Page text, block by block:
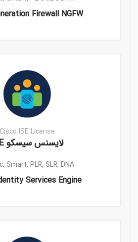
Firewall NGFW
Cisco ISE License
لایسنس سیسکو ISE
Smart, PLR, SLR, DNA
Services Engine